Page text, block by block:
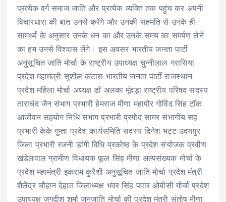
प्रत्येक वर्ग समाज जाति और प्रत्येक व्यक्ति तक पहुंच कर अपनी
विचारधारा की बात उनसे करेंगे और उनकी सहमति से उनके ही
सामर्थ्य के अनुसार उनके धन का और उनके समय का समर्पण लेने
का हम उनसे विश्वास लेंगे। इस अवसर भारतीय जनता पार्टी
अनुसूचित जाति मोर्चा के राष्ट्रीय उपाध्यक्ष चुन्नीलाल गरासिया
प्रदेश महामंत्री सुशील कटारा भारतीय जनता पार्टी राजस्थान
प्रदेश महिला मोर्चा अध्यक्ष डॉ अलका मूंदड़ा राष्ट्रीय परिषद सदस्य
ताराचंद जैन संभाग प्रभारी हेमराज मीणा महापौर गोविंद सिंह टॉक
आजीवन सहयोग निधि संभाग प्रभारी प्रमोद सामर संभागीय सह
प्रभारी केके गुप्ता प्रदेश कार्यसमिति सदस्य दिनेश भट्ट उदयपुर
जिला प्रभारी रजनी डांगी विधि प्रकोष्ठ के प्रदेश संयोजक प्रवीण
खंडेलवाल ग्रामीण विधायक फूल सिंह मीणा अल्पसंख्यक मोर्चा के
प्रदेश महामंत्री इकराम कुरैशी अनुसूचित जाति मोर्चा प्रदेश मंत्री
शैलेंद्र चौहान देहात जिलाध्यक्ष भंवर सिंह पवार ओबीसी मोर्चा प्रदेश
उपाध्यक्ष जगदीश शर्मा जनजाति मोर्चा की प्रदेश मंत्री संतोष मीणा